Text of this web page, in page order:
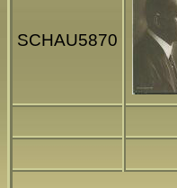
SCHAU5870